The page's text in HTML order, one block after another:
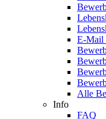
E-Mail
Alle
Info
FAQ